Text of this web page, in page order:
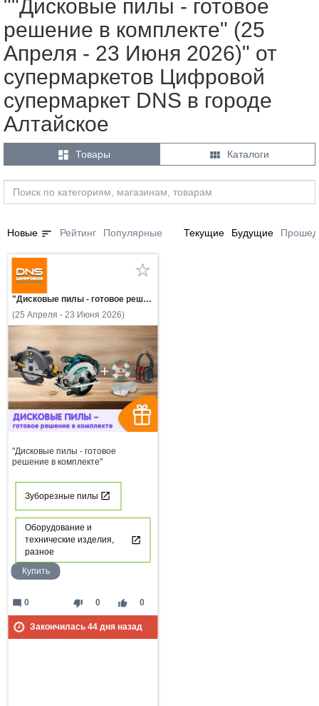
""Дисковые пилы - готовое
решение в комплекте" (25
Апреля - 23 Июня 2026)" от
супермаркетов Цифровой
супермаркет DNS в городе
Алтайское
 Товары  Каталоги
Новые sort Рейтинг Популярные Текущие Будущие
"Дисковые пилы - готовое решение в комплекте"
(25 Апреля - 23 Июня 2026)
"Дисковые пилы - готовое
решение в комплекте"
Зуборезные пилы
Оборудование и
технические изделия,
разное
Купить
thumb_down 0 thumb_up 0
mode_comment 0
Закончилась 44дня назад